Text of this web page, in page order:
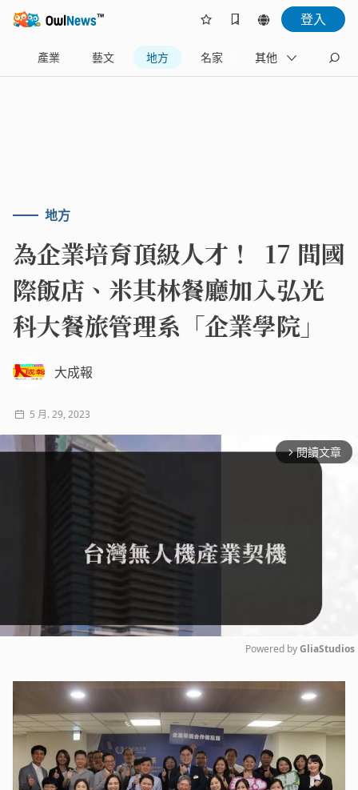
登入
產業 藝文 地方 名家 其他
地方
為企業培育頂級人才！ 17 間國
際飯店、米其林餐廳加入弘光
科大餐旅管理系「企業學院」
大成報
5 月. 29, 2023
arrow_forward_ios 閱讀文章
Mute
Powered by GliaStudios